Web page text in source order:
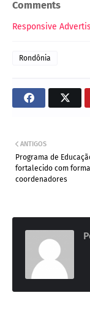
Comments
Responsive
Rondônia
ANTIGOS
Programa de
fortalecido com
coordenadores